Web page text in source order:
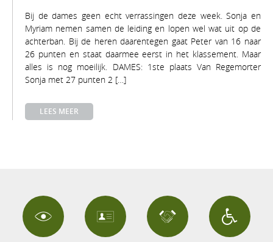
Bij de dames geen echt verrassingen deze week. Sonja en
Myriam nemen samen de leiding en lopen wel wat uit op de
achterban. Bij de heren daarentegen gaat Peter van 16 naar
26 punten en staat daarmee eerst in het klassement. Maar
alles is nog moeilijk. DAMES: 1ste plaats Van Regemorter
Sonja met 27 punten 2 […]
LEES MEER